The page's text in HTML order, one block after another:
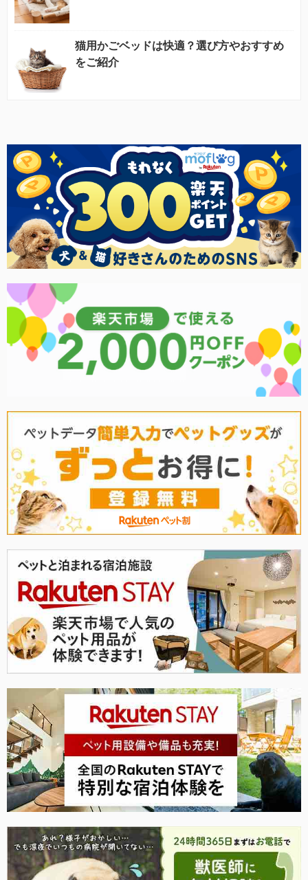
猫用かごベッドは快適？選び方やおすすめ
をご紹介